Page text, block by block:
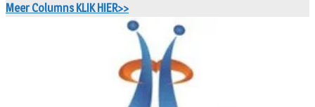
Meer Columns KLIK HIER>>